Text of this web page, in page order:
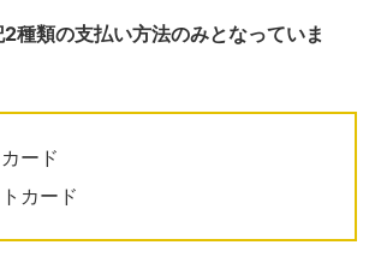
種類の支払い方法のみとなっていま
ード
カード